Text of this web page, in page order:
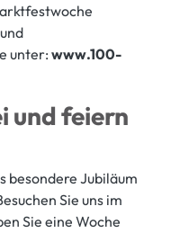
unter: www.100-
und feiern
besondere Jubiläum
Sie uns im
Sie eine Woche